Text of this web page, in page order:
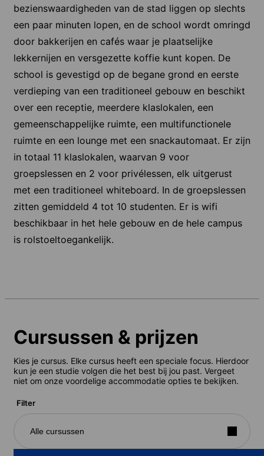
bezienswaardigheden van de stad liggen op slechts
een paar minuten lopen, en de school wordt omringd
door bakkerijen en cafés waar je plaatselijke
lekkernijen en versgezette koffie kunt kopen. De
school is gevestigd op de begane grond en eerste
verdieping van een traditioneel gebouw en beschikt
over een receptie, meerdere klaslokalen, een
gemeenschappelijke ruimte, een multifunctionele
ruimte en een lounge met een snackautomaat. Er zijn
in totaal 11 klaslokalen, waarvan 9 voor
groepslessen en 2 voor privélessen, elk uitgerust
met een traditioneel whiteboard. In de groepslessen
zitten gemiddeld 4 tot 10 studenten. Er is wifi
beschikbaar in het hele gebouw en de hele campus
is rolstoeltoegankelijk.
Cursussen & prijzen
Kies je cursus. Elke cursus heeft een speciale focus. Hierdoor
kun je een studie volgen die het best bij jou past. Vergeet
niet om onze voordelige accommodatie opties te bekijken.
Filter
Alle cursussen